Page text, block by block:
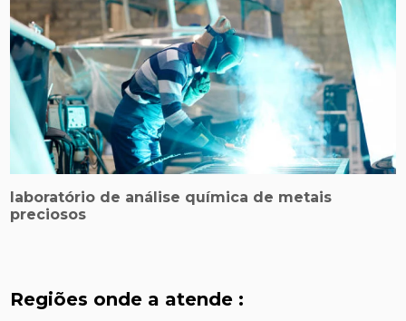
laboratório de análise química de metais
preciosos
Regiões onde a atende :